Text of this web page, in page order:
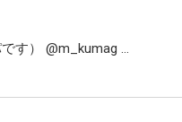
熊谷正寿（くまポンパパです） ‏@m_kumag …